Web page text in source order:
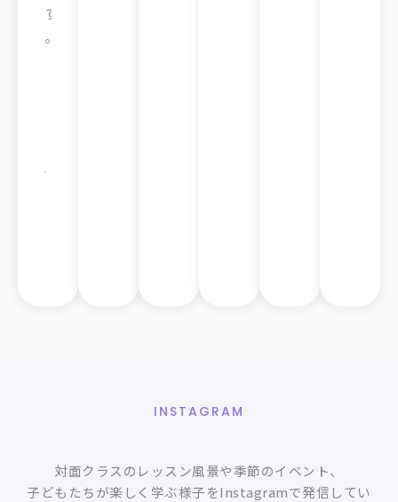
す
。
INSTAGRAM
対面クラスのレッスン風景や季節のイベント、
子どもたちが楽しく学ぶ様子をInstagramで発信してい